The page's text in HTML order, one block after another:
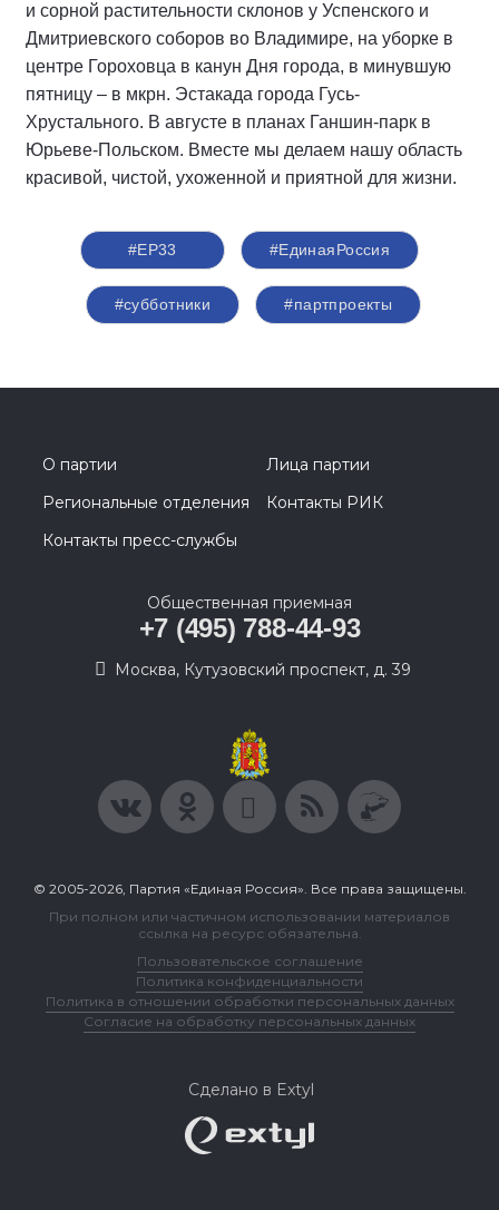
и сорной растительности склонов у Успенского и
Дмитриевского соборов во Владимире, на уборке в
центре Гороховца в канун Дня города, в минувшую
пятницу – в мкрн. Эстакада города Гусь-
Хрустального. В августе в планах Ганшин-парк в
Юрьеве-Польском. Вместе мы делаем нашу область
красивой, чистой, ухоженной и приятной для жизни.
#ЕР33 #‎ЕдинаяРоссия
#субботники #партпроекты
О партии
Лица партии
Региональные отделения
Контакты РИК
Контакты пресс-службы
Общественная приемная
+7 (495) 788-44-93
Москва, Кутузовский проспект, д. 39
© 2005-2026, Партия «Единая Россия». Все права защищены.
При полном или частичном использовании материалов
ссылка на ресурс обязательна.
Пользовательское соглашение
Политика конфиденциальности
Политика в отношении обработки персональных данных
Согласие на обработку персональных данных
Сделано в Extyl